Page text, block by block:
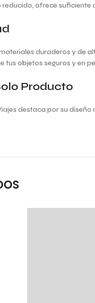
ofrece
duraderos y de
tus objetos seguros y en
Producto
destaca por su